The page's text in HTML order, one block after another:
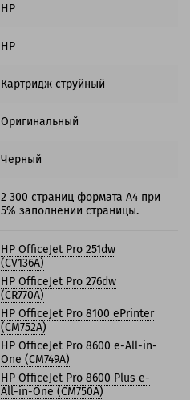
HP
HP
Картридж струйный
Оригинальный
Черный
2 300 страниц формата А4 при
5% заполнении страницы.
HP OfficeJet Pro 251dw
(CV136A)
HP OfficeJet Pro 276dw
(CR770A)
HP OfficeJet Pro 8100 ePrinter
(CM752A)
HP OfficeJet Pro 8600 e-All-in-
One (CM749A)
HP OfficeJet Pro 8600 Plus e-
All-in-One (CM750A)